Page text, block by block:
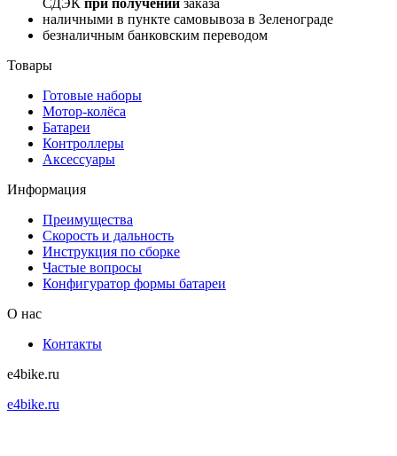
наличными в пункте самовывоза в Зеленограде
безналичным банковским переводом
Товары
Готовые наборы
Мотор-колёса
Батареи
Контроллеры
Аксессуары
Информация
Преимущества
Скорость и дальность
Инструкция по сборке
Частые вопросы
Конфигуратор формы батареи
О нас
Контакты
e4bike.ru
e4bike.ru